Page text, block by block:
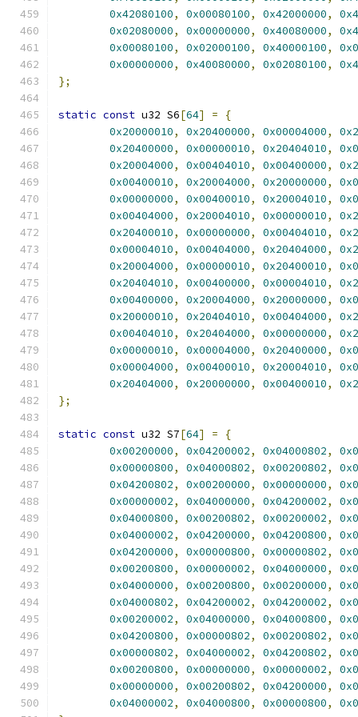
0x42080100, 0x00080100, 0x42000000,
0x02080000, 0x00000000, 0x40080000,
0x00080100, 0x02000100, 0x40000100,
0x00000000, 0x40080000, 0x02080100,
};
static const u32 S6[64] =
{
0x20000010, 0x20400000, 0x00004000,
0x20400000, 0x00000010, 0x20404010,
0x20004000, 0x00404010, 0x00400000,
0x00400010, 0x20004000, 0x20000000,
0x00000000, 0x00400010, 0x20004010,
0x00404000, 0x20004010, 0x00000010,
0x20400010, 0x00000000, 0x00404010,
0x00004010, 0x00404000, 0x20404000,
0x20004000, 0x00000010, 0x20400010,
0x20404010, 0x00400000, 0x00004010,
0x00400000, 0x20004000, 0x20000000,
0x20000010, 0x20404010, 0x00404000,
0x00404010, 0x20404000, 0x00000000,
0x00000010, 0x00004000, 0x20400000,
0x00004000, 0x00400010, 0x20004010,
0x20404000, 0x20000000, 0x00400010,
};
static const u32 S7[64] =
{
0x00200000, 0x04200002, 0x04000802,
0x00000800, 0x04000802, 0x00200802,
0x04200802, 0x00200000, 0x00000000,
0x00000002, 0x04000000, 0x04200002,
0x04000800, 0x00200802, 0x00200002,
0x04000002, 0x04200000, 0x04200800,
0x04200000, 0x00000800, 0x00000802,
0x00200800, 0x00000002, 0x04000000,
0x04000000, 0x00200800, 0x00200000,
0x04000802, 0x04200002, 0x04200002,
0x00200002, 0x04000000, 0x04000800,
0x04200800, 0x00000802, 0x00200802,
0x00000802, 0x04000002, 0x04200802,
0x00200800, 0x00000000, 0x00000002,
0x00000000, 0x00200802, 0x04200000,
0x04000002, 0x04000800, 0x00000800,